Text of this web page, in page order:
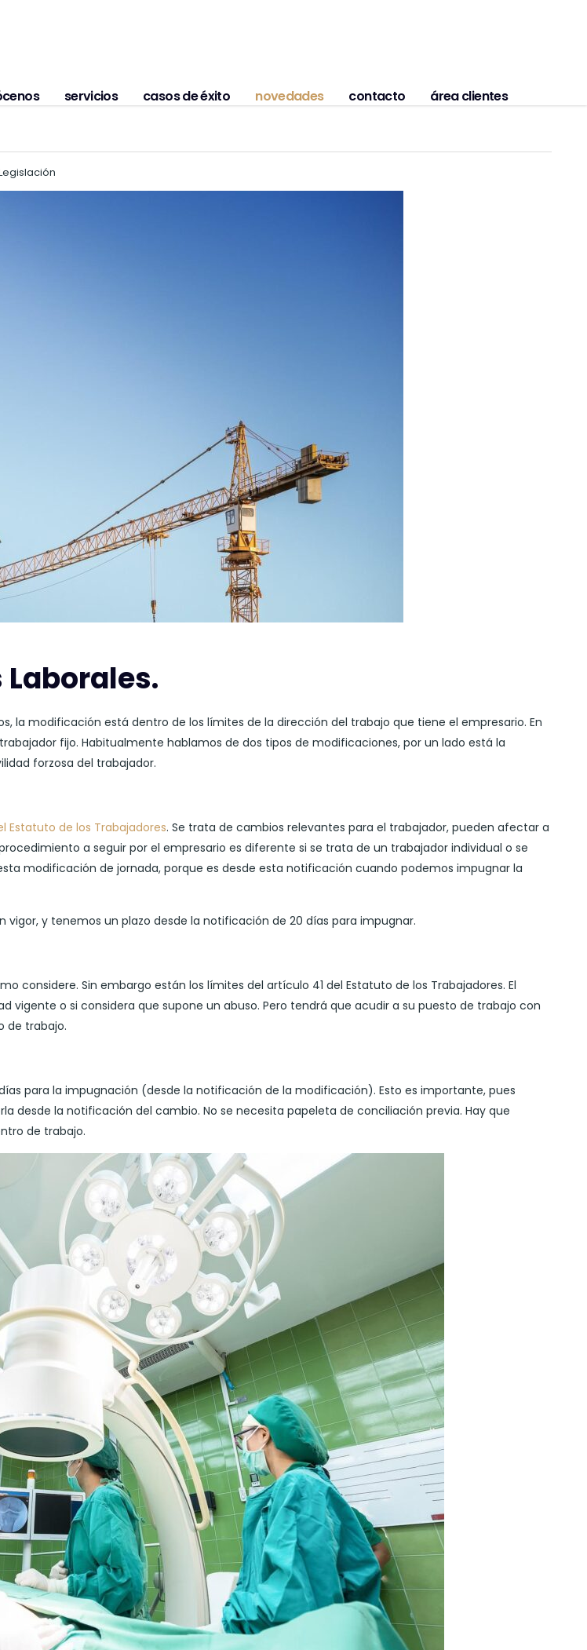
servicios casos de éxito novedades contacto área clientes
la modificación está dentro de los límites de la dirección del trabajo que tiene el empresario. En
fijo. Habitualmente hablamos de dos tipos de modificaciones, por un lado está la
forzosa del trabajador.
Estatuto de los Trabajadores. Se trata de cambios relevantes para el trabajador, pueden afectar a
a seguir por el empresario es diferente si se trata de un trabajador individual o se
modificación de jornada, porque es desde esta notificación cuando podemos impugnar la
y tenemos un plazo desde la notificación de 20 días para impugnar.
considere. Sin embargo están los límites del artículo 41 del Estatuto de los Trabajadores. El
vigente o si considera que supone un abuso. Pero tendrá que acudir a su puesto de trabajo con
de trabajo.
para la impugnación (desde la notificación de la modificación). Esto es importante, pues
desde la notificación del cambio. No se necesita papeleta de conciliación previa. Hay que
de trabajo.